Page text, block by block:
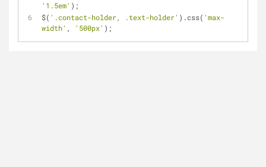
'1.5em' );
$( '.contact-holder, .text-holder' ).css( 'max-
width' , '500px' );